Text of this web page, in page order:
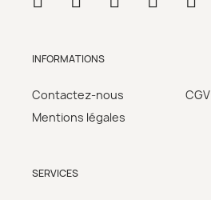
INFORMATIONS
Contactez-nous
Mentions légales
CGV
SERVICES